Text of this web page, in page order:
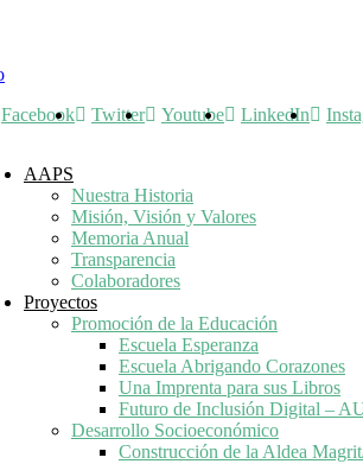
Facebook Twitter Youtube LinkedIn
AAPS
Nuestra Historia
Misión, Visión y Valores
Memoria Anual
Transparencia
Colaboradores
Proyectos
Promoción de la Educación
Escuela Esperanza
Escuela Abrigando Corazones
Una Imprenta para sus Libros
Futuro de Inclusión Digital –
Desarrollo Socioeconómico
Construcción de la Aldea